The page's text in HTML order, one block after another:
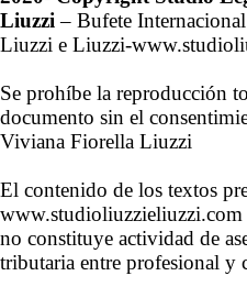
Liuzzi – Bufete
Liuzzi e Liuzzi-
Se prohíbe la reproducción
documento sin el
Viviana Fiorella Liuzzi
El contenido de los textos
no constituye actividad de
tributaria entre profesional y